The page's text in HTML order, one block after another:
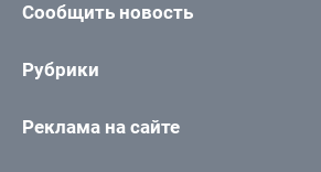
Сообщить новость
Рубрики
Реклама на сайте